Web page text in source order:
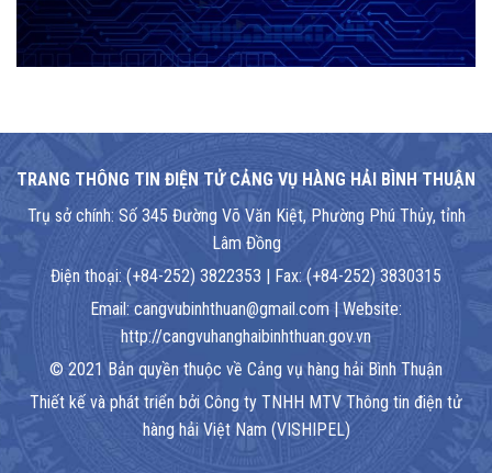
TRANG THÔNG TIN ĐIỆN TỬ CẢNG VỤ HÀNG HẢI BÌNH THUẬN
Trụ sở chính: Số 345 Đường Võ Văn Kiệt, Phường Phú Thủy, tỉnh
Lâm Đồng
Điện thoại: (+84-252) 3822353 | Fax: (+84-252) 3830315
Email: cangvubinhthuan@gmail.com | Website:
http://cangvuhanghaibinhthuan.gov.vn
© 2021 Bản quyền thuộc về Cảng vụ hàng hải Bình Thuận
Thiết kế và phát triển bởi Công ty TNHH MTV Thông tin điện tử
hàng hải Việt Nam (VISHIPEL)